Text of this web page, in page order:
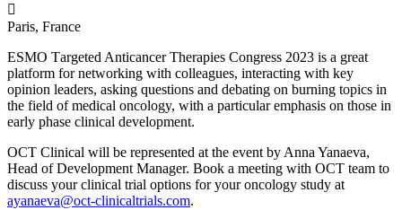

Paris, France
ESMO Тargeted Anticancer Therapies Congress 2023 is a great
platform for networking with colleagues, interacting with key
opinion leaders, asking questions and debating on burning topics in
the field of medical oncology, with a particular emphasis on those in
early phase clinical development.
OCT Clinical will be represented at the event by Anna Yanaeva,
Head of Development Manager. Book a meeting with OCT team to
discuss your clinical trial options for your oncology study at
ayanaeva@oct-clinicaltrials.com.